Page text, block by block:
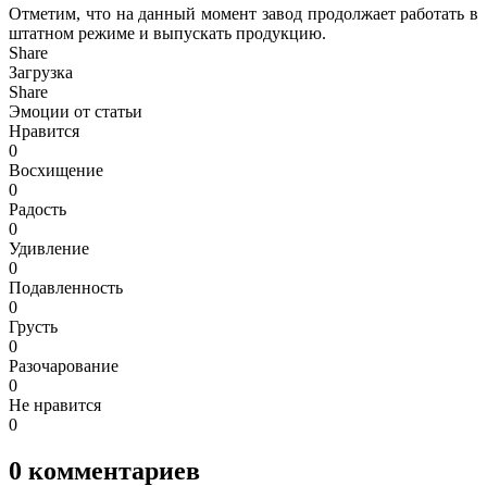
Отметим, что на данный момент завод продолжает работать в
штатном режиме и выпускать продукцию.
Share
Загрузка
Share
Эмоции от статьи
Нравится
0
Восхищение
0
Радость
0
Удивление
0
Подавленность
0
Грусть
0
Разочарование
0
Не нравится
0
0 комментариев